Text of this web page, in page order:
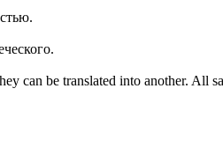
can be translated into another. All